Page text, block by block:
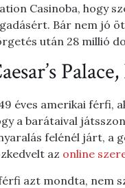
Casinoba, hogy
Bár nem jó
után 28 millió
éves amerikai férfi,
a barátaival
felénél járt, a
az online
azt mondta, nem